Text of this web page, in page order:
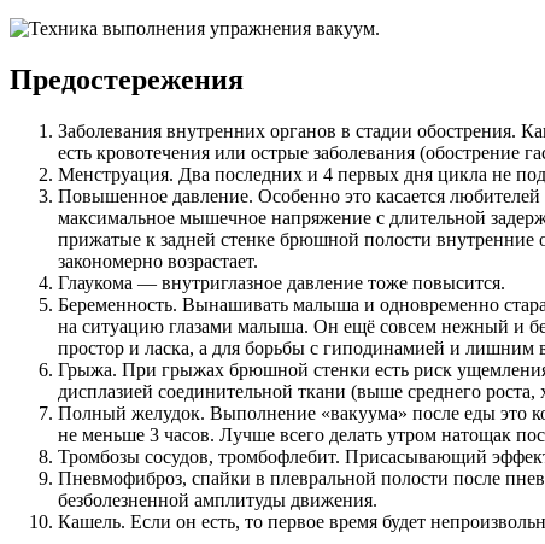
Предостережения
Заболевания внутренних органов в стадии обострения.
есть кровотечения или острые заболевания (обострение
Менструация. Два последних и 4 первых дня цикла не
Повышенное давление. Особенно это касается
максимальное мышечное напряжение с длительной
прижатые к задней стенке брюшной полости внутренние
закономерно возрастает.
Глаукома — внутриглазное давление тоже повысится.
Беременность. Вынашивать малыша и одновременно
на ситуацию глазами малыша. Он ещё совсем нежный и
простор и ласка, а для борьбы с гиподинамией и лишним
Грыжа. При грыжах брюшной стенки есть риск
дисплазией соединительной ткани (выше среднего
Полный желудок. Выполнение «вакуума» после еды это
не меньше 3 часов. Лучше всего делать утром натощак
Тромбозы сосудов, тромбофлебит. Присасывающий
Пневмофиброз, спайки в плевральной полости после
безболезненной амплитуды движения.
Кашель. Если он есть, то первое время будет